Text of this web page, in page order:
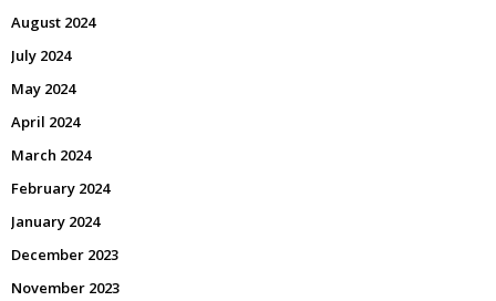
August 2024
July 2024
May 2024
April 2024
March 2024
February 2024
January 2024
December 2023
November 2023